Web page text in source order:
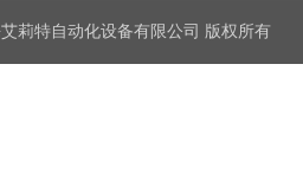
莉特自动化设备有限公司 版权所有